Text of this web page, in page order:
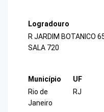
Logradouro
R JARDIM BOTANICO
SALA 720
Município
Rio de
Janeiro
UF
RJ